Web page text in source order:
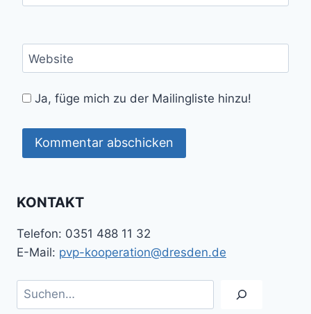
Website
Ja, füge mich zu der Mailingliste hinzu!
KONTAKT
Telefon: 0351 488 11 32
E-Mail: pvp-kooperation@dresden.de
Suchen